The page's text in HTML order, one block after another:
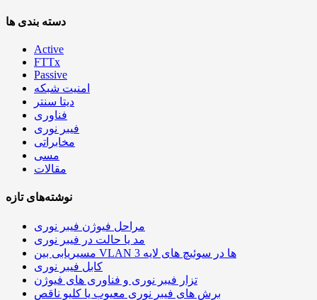
دسته بندی ها
Active
FTTx
Passive
امنیت شبکه
دیتا سنتر
فناوری
فیبر نوری
مخابراتی
مسی
مقالات
نوشته‌های تازه
مراحل فیوژن فیبر نوری
مد یا حالت در فیبر نوری
مسیریابی بین VLAN ها در سوئیچ های لایه 3
کابل فیبر نوری
تزار فیبر نوری و فناوری های فیوژن
برش های فیبر نوری معیوب یا کلیو ناقص